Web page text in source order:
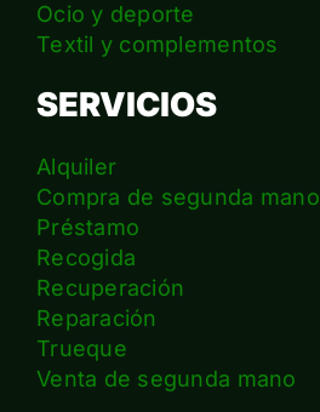
Ocio y deporte
Textil y complementos
SERVICIOS
Alquiler
Compra de segunda mano
Préstamo
Recogida
Recuperación
Reparación
Trueque
Venta de segunda mano